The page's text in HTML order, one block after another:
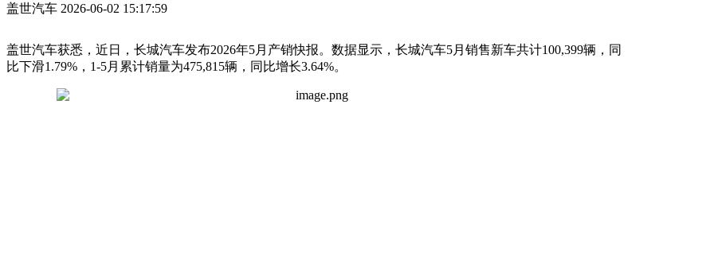
盖世汽车 2026-06-02 15:17:59
盖世汽车获悉，近日，长城汽车发布2026年5月产销快报。数据显示，长城汽车5月销售新车共计100,399辆，同
比下滑1.79%，1-5月累计销量为475,815辆，同比增长3.64%。